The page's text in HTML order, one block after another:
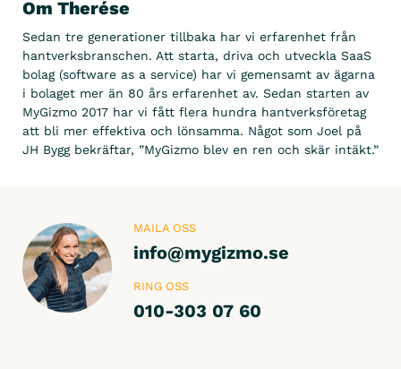
Formulär & Checklistor
Kundsignatur
Attestering
Prislistor
Integrera
Fortnox
Spiris (tidigare Visma)
Visma
Administration 1 000 / 2 000
Om Therése
Sedan tre generationer tillbaka har vi erfarenhet från
hantverksbranschen. Att starta, driva och utveckla SaaS
bolag (software as a service) har vi gemensamt av ägarna
i bolaget mer än 80 års erfarenhet av. Sedan starten av
MyGizmo 2017 har vi fått flera hundra hantverksföretag
att bli mer effektiva och lönsamma. Något som Joel på
JH Bygg bekräftar, ”MyGizmo blev en ren och skär intäkt.”
MAILA OSS
info@mygizmo.se
RING OSS
010-303 07 60